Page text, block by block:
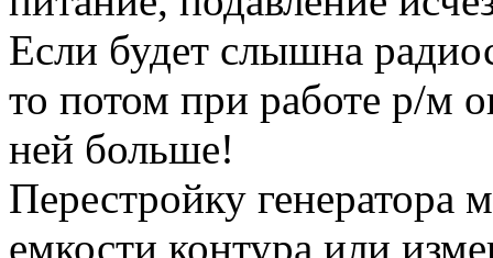
Если будет слышна
то потом при работе р/м
ней больше!
Перестройку генератора
емкости контура или